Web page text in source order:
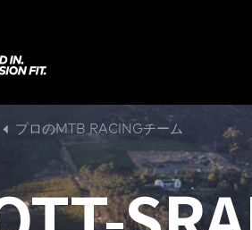
A
I
プロのMTB RACINGチーム